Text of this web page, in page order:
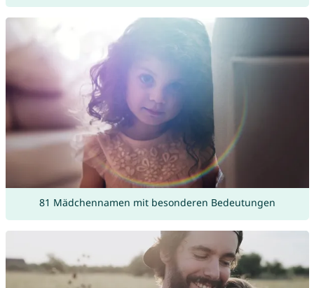
81 Mädchennamen mit besonderen Bedeutungen